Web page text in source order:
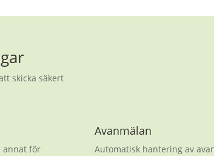
skicka säkert
annat för
Avanmälan
Automatisk hantering av